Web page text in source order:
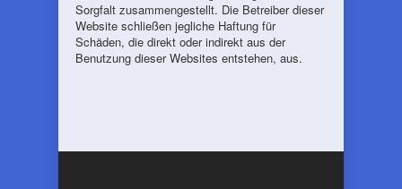
Sorgfalt zusammengestellt. Die Betreiber dieser
Website schließen jegliche Haftung für
Schäden, die direkt oder indirekt aus der
Benutzung dieser Websites entstehen, aus.